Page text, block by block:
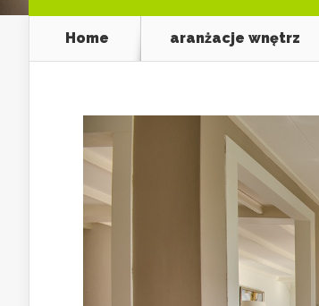
Home aranżacje wnętrz